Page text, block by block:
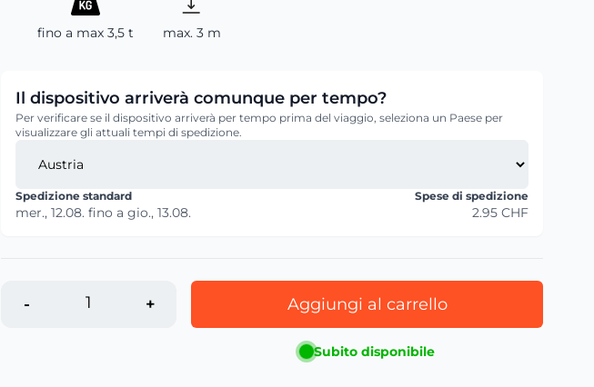
fino a max 3,5 t max. 3 m
Il dispositivo arriverà comunque per tempo?
Per verificare se il dispositivo arriverà per tempo prima del viaggio, seleziona un Paese per
visualizzare gli attuali tempi di spedizione.
Spedizione standard
mer., 12.08. fino a gio., 13.08.
Spese di spedizione
2.95 CHF
- + Aggiungi al carrello
Subito disponibile